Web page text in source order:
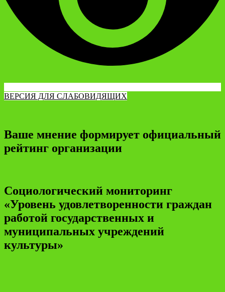
ВЕРСИЯ ДЛЯ СЛАБОВИДЯЩИХ
Ваше мнение формирует официальный
рейтинг организации
Социологический мониторинг
«Уровень удовлетворенности граждан
работой государственных и
муниципальных учреждений
культуры»